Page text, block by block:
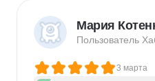
Мария
Пользователь
3 марта